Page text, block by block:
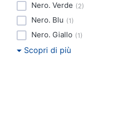
Nero. Verde (2)
Nero. Blu (1)
Nero. Giallo (1)
Scopri di più